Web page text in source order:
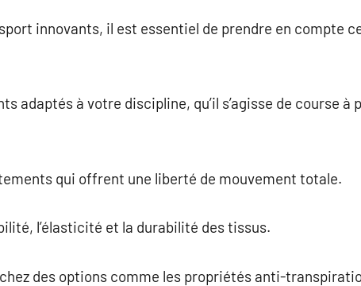
innovants, il est essentiel de prendre en compte
adaptés à votre discipline, qu’il s’agisse de course à
qui offrent une liberté de mouvement totale.
l’élasticité et la durabilité des tissus.
des options comme les propriétés anti-